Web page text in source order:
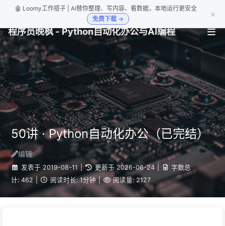
🤖 Loomy工作搭子 | AI替你整理、写内容、看数据，本地运行更安全
免费下载 →
×
程序员晚枫 - Python自动化办公与AI编程
50讲 · Python自动化办公（已完结）
编辑
发表于 2019-08-11 | 更新于 2026-06-24
字数总
计: 462 阅读时长: 1分钟 | 阅读量: 2127